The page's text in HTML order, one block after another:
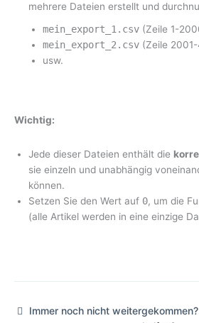
mehrere Dateien erstellt und
mein_export_1.csv (Zeile 1-
mein_export_2.csv (Zeile
usw.
Wichtig:
Jede dieser Dateien enthält die
sie einzeln und unabhängig
können.
Setzen Sie den Wert auf 0, um die
(alle Artikel werden in eine einzige
Immer noch nicht weitergekommen?